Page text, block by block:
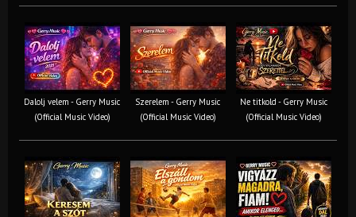
Dalolj velem - Gerry Music
(Official Music Video)
Szerelem - Gerry Music
(Official Music Video)
Ne titkold - Gerry Music
(Official Music Video)